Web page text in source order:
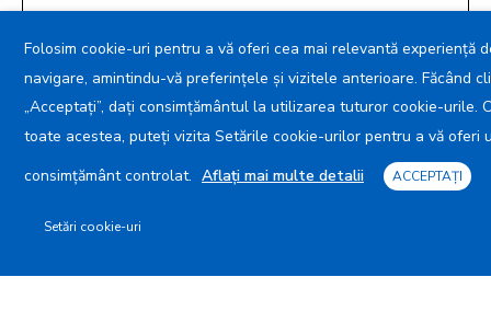
Accesibilitate
Folosim cookie-uri pentru a vă oferi cea mai relevantă experiență
navigare, amintindu-vă preferințele și vizitele anterioare. Făcând
„Acceptați”, dați consimțământul la utilizarea tuturor cookie-urile.
toate acestea, puteți vizita Setările cookie-urilor pentru a vă oferi
consimțământ controlat. Aflați mai multe detalii ACCEPTAȚI
Setări cookie-uri